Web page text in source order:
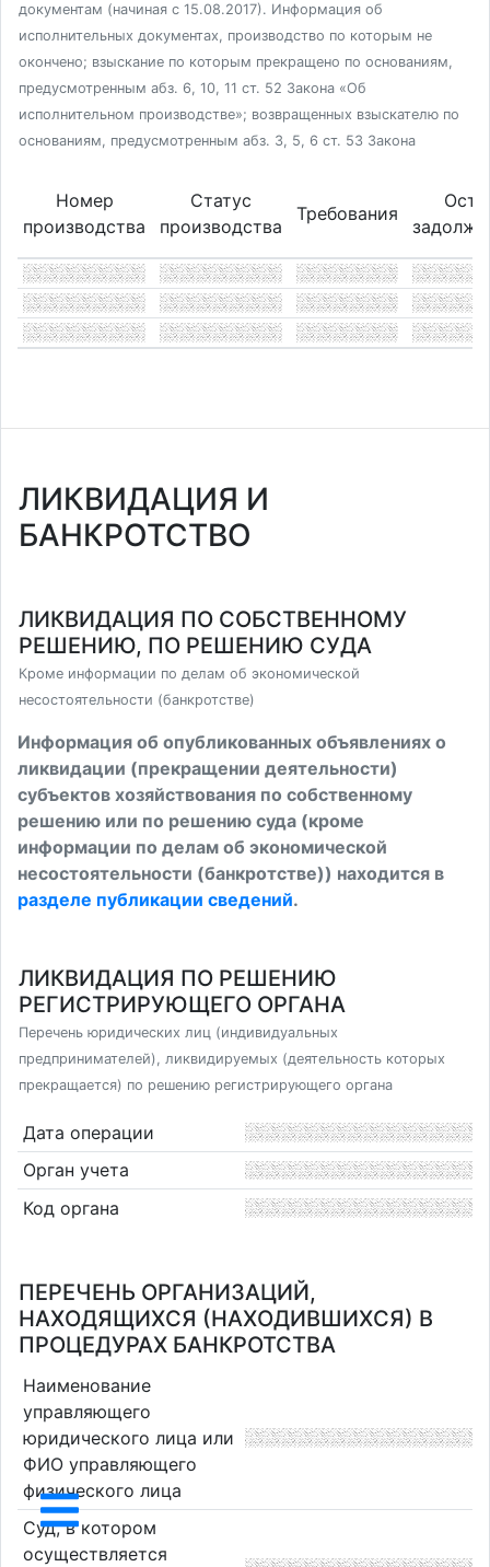
документам (начиная с 15.08.2017). Информация об
исполнительных документах, производство по которым не
окончено; взыскание по которым прекращено по основаниям,
предусмотренным абз. 6, 10, 11 ст. 52 Закона «Об
исполнительном производстве»; возвращенных взыскателю по
основаниям, предусмотренным абз. 3, 5, 6 ст. 53 Закона
Номер
производства
Статус
производства
Требования
ЛИКВИДАЦИЯ И
БАНКРОТСТВО
ЛИКВИДАЦИЯ ПО СОБСТВЕННОМУ
РЕШЕНИЮ, ПО РЕШЕНИЮ СУДА
Кроме информации по делам об экономической
несостоятельности (банкротстве)
Информация об опубликованных объявлениях о
ликвидации (прекращении деятельности)
субъектов хозяйствования по собственному
решению или по решению суда (кроме
информации по делам об экономической
несостоятельности (банкротстве)) находится в
разделе публикации сведений.
ЛИКВИДАЦИЯ ПО РЕШЕНИЮ
РЕГИСТРИРУЮЩЕГО ОРГАНА
Перечень юридических лиц (индивидуальных
предпринимателей), ликвидируемых (деятельность которых
прекращается) по решению регистрирующего органа
Дата операции
Орган учета
Код органа
ПЕРЕЧЕНЬ ОРГАНИЗАЦИЙ,
НАХОДЯЩИХСЯ (НАХОДИВШИХСЯ) В
ПРОЦЕДУРАХ БАНКРОТСТВА
Наименование
управляющего
юридического лица или
ФИО управляющего
физического лица
Суд, в котором
осуществляется